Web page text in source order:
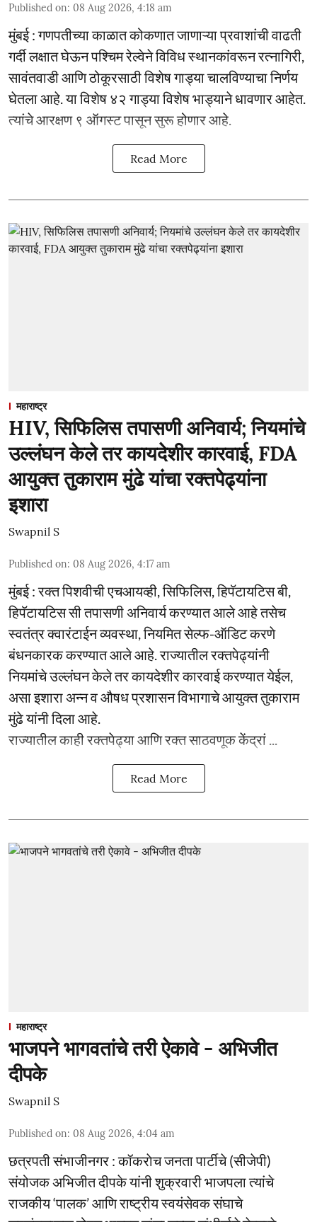
Published on: 08 Aug 2026, 4:18 am
मुंबई : गणपतीच्या काळात कोकणात जाणाऱ्या प्रवाशांची वाढती
गर्दी लक्षात घेऊन पश्चिम रेल्वेने विविध स्थानकांवरून रत्नागिरी,
सावंतवाडी आणि ठोकूरसाठी विशेष गाड्या चालविण्याचा निर्णय
घेतला आहे. या विशेष ४२ गाड्या विशेष भाड्याने धावणार आहेत.
त्यांचे आरक्षण ९ ऑगस्ट पासून सुरू होणार आहे.
Read More
महाराष्ट्र
HIV, सिफिलिस तपासणी अनिवार्य; नियमांचे
उल्लंघन केले तर कायदेशीर कारवाई, FDA
आयुक्त तुकाराम मुंढे यांचा रक्तपेढ्यांना
इशारा
Swapnil S
Published on: 08 Aug 2026, 4:17 am
मुंबई : रक्त पिशवीची एचआयव्ही, सिफिलिस, हिपॅटायटिस बी,
हिपॅटायटिस सी तपासणी अनिवार्य करण्यात आले आहे तसेच
स्वतंत्र क्वारंटाईन व्यवस्था, नियमित सेल्फ-ऑडिट करणे
बंधनकारक करण्यात आले आहे. राज्यातील रक्तपेढ्यांनी
नियमांचे उल्लंघन केले तर कायदेशीर कारवाई करण्यात येईल,
असा इशारा अन्न व औषध प्रशासन विभागाचे आयुक्त तुकाराम
मुंढे यांनी दिला आहे.
राज्यातील काही रक्तपेढ्या आणि रक्त साठवणूक केंद्रां ...
Read More
महाराष्ट्र
भाजपने भागवतांचे तरी ऐकावे - अभिजीत
दीपके
Swapnil S
Published on: 08 Aug 2026, 4:04 am
छत्रपती संभाजीनगर : कॉकराेच जनता पार्टीचे (सीजेपी)
संयोजक अभिजीत दीपके यांनी शुक्रवारी भाजपला त्यांचे
राजकीय ‘पालक’ आणि राष्ट्रीय स्वयंसेवक संघाचे